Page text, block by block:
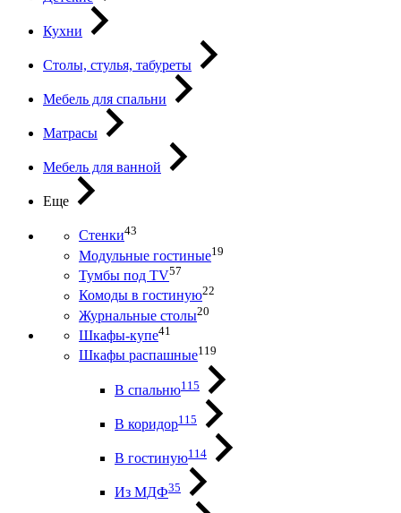
Кухни
Столы, стулья, табуреты
Мебель для спальни
Матрасы
Мебель для ванной
Еще
Стенки43
Модульные гостиные19
Тумбы под ТV57
Комоды в гостиную22
Журнальные столы20
Шкафы-купе41
Шкафы распашные119
В спальню115
В коридор115
В гостиную114
Из МДФ35